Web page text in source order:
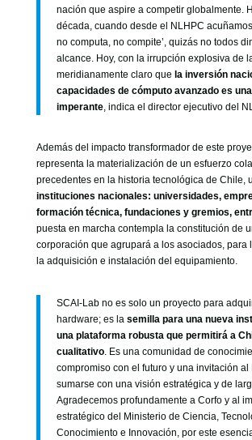
nación que aspire a competir globalmente.
década, cuando desde el NLHPC
no computa, no compite’, quizás no todos
alcance. Hoy, con la irrupción explosiva de
meridianamente claro que la inversión
capacidades de cómputo avanzado es
imperante, indica el director ejecutivo del
Además del impacto transformador de este
representa la materialización de un esfuerzo
precedentes en la historia tecnológica de Chile,
instituciones nacionales: universidades,
formación técnica, fundaciones y gremios,
puesta en marcha contempla la constitución de
corporación que agrupará a los asociados, para
la adquisición e instalación del equipamiento.
SCAI-Lab no es solo un proyecto para
hardware; es la semilla para una nueva
una plataforma robusta que permitirá a
cualitativo. Es una comunidad de
compromiso con el futuro y una invitación al
sumarse con una visión estratégica y de
Agradecemos profundamente a Corfo y al
estratégico del Ministerio de Ciencia,
Conocimiento e Innovación, por este